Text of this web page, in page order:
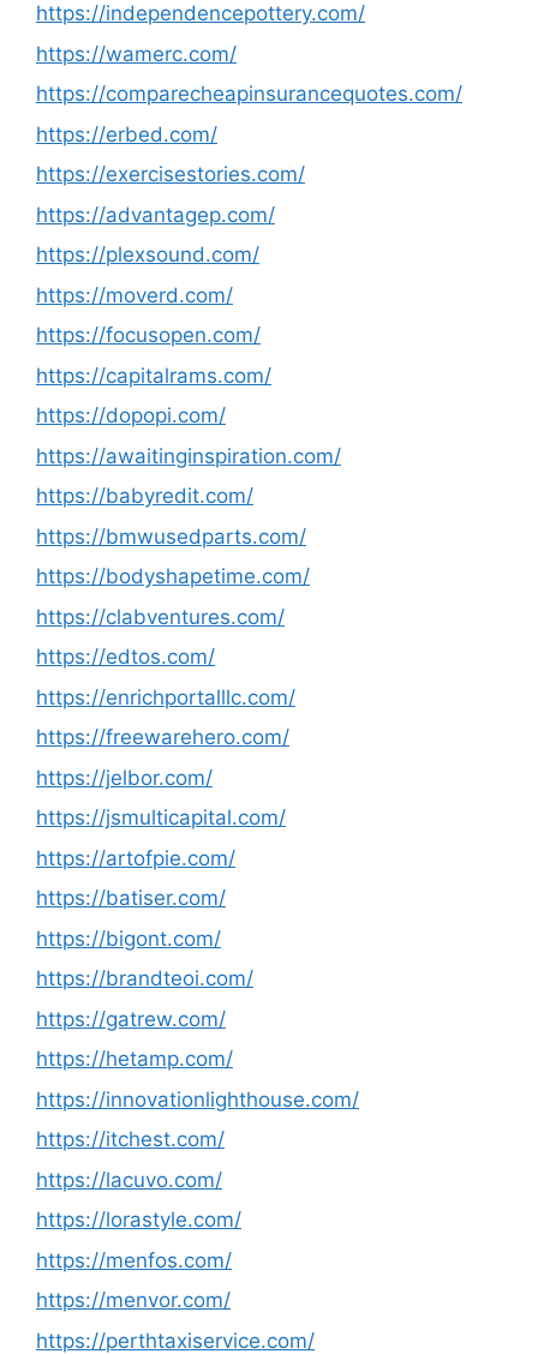
https://independencepottery.com/
https://wamerc.com/
https://comparecheapinsurancequotes.com/
https://erbed.com/
https://exercisestories.com/
https://advantagep.com/
https://plexsound.com/
https://moverd.com/
https://focusopen.com/
https://capitalrams.com/
https://dopopi.com/
https://awaitinginspiration.com/
https://babyredit.com/
https://bmwusedparts.com/
https://bodyshapetime.com/
https://clabventures.com/
https://edtos.com/
https://enrichportalllc.com/
https://freewarehero.com/
https://jelbor.com/
https://jsmulticapital.com/
https://artofpie.com/
https://batiser.com/
https://bigont.com/
https://brandteoi.com/
https://gatrew.com/
https://hetamp.com/
https://innovationlighthouse.com/
https://itchest.com/
https://lacuvo.com/
https://lorastyle.com/
https://menfos.com/
https://menvor.com/
https://perthtaxiservice.com/